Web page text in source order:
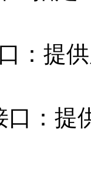
：提
口：提